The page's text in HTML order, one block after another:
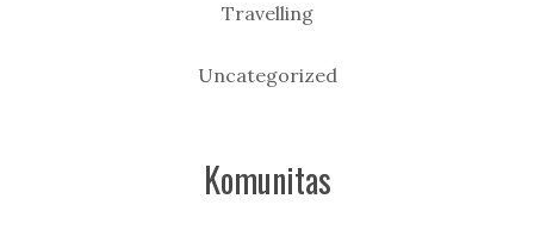
Travelling
Uncategorized
Komunitas